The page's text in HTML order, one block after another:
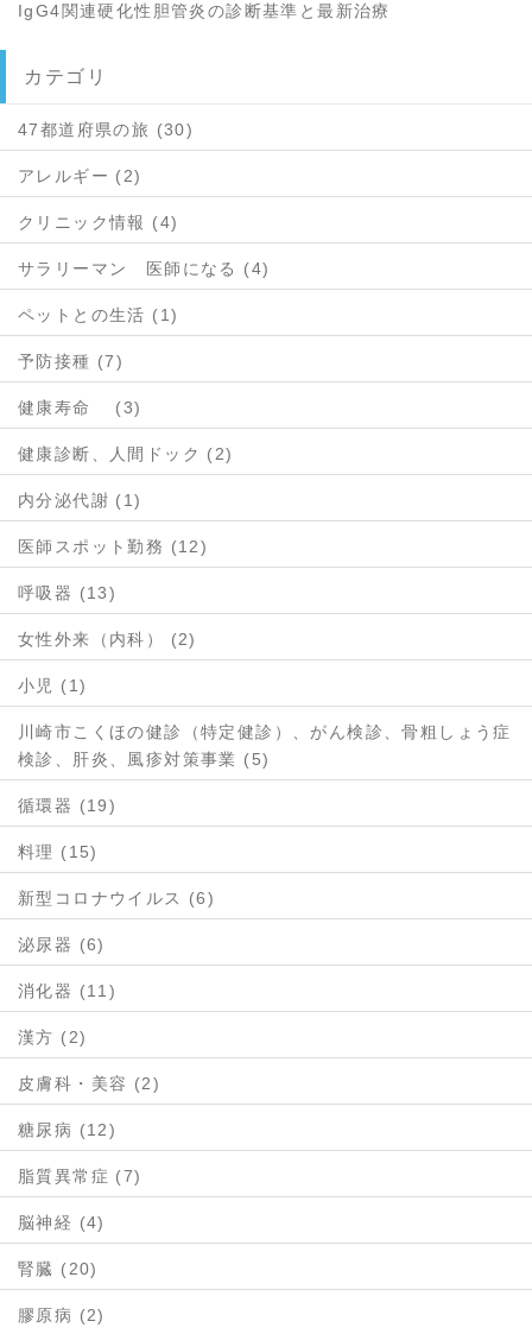
IgG4関連硬化性胆管炎の診断基準と最新治療
カテゴリ
47都道府県の旅 (30)
アレルギー (2)
クリニック情報 (4)
サラリーマン 医師になる (4)
ペットとの生活 (1)
予防接種 (7)
健康寿命 (3)
健康診断、人間ドック (2)
内分泌代謝 (1)
医師スポット勤務 (12)
呼吸器 (13)
女性外来（内科） (2)
小児 (1)
川崎市こくほの健診（特定健診）、がん検診、骨粗しょう症
検診、肝炎、風疹対策事業 (5)
循環器 (19)
料理 (15)
新型コロナウイルス (6)
泌尿器 (6)
消化器 (11)
漢方 (2)
皮膚科・美容 (2)
糖尿病 (12)
脂質異常症 (7)
脳神経 (4)
腎臓 (20)
膠原病 (2)